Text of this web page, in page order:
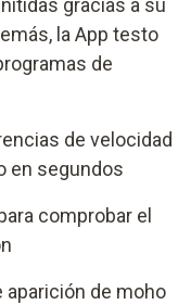
gracias a su
la App testo
de
de velocidad
en segundos
comprobar el
aparición de moho